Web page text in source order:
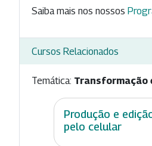
Saiba mais nos nossos
Cursos Relacionados
Temática: Transformação
Produção e
pelo celular